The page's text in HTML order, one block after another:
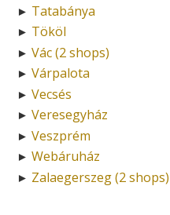
► Tatabánya
► Tököl
► Vác (2 shops)
► Várpalota
► Vecsés
► Veresegyház
► Veszprém
► Webáruház
► Zalaegerszeg (2 shops)